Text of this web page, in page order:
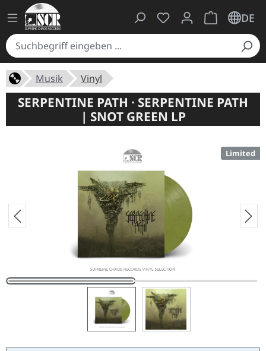
Du hast 0 Produkte
Warenkorb
DE
Musik Vinyl
SERPENTINE PATH · SERPENTINE PATH
| SNOT GREEN LP
Limited